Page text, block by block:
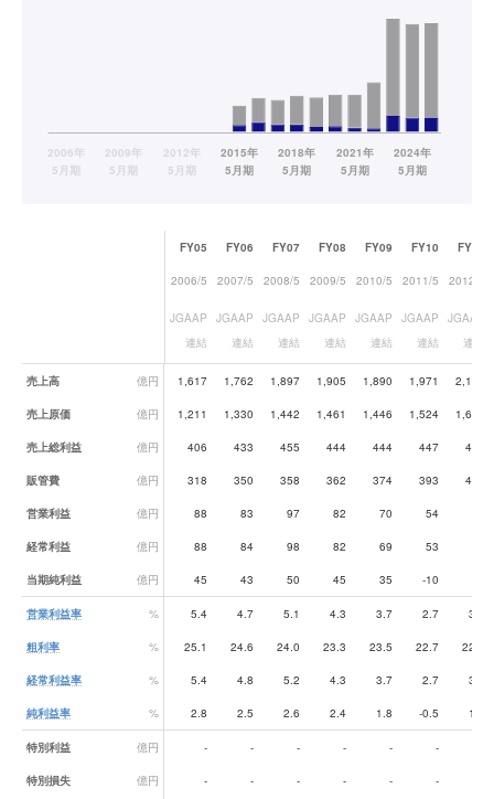
業績データ一覧
FY05 FY06 FY07 FY08 FY09 FY10 FY11
2006/5 2007/5 2008/5 2009/5 2010/5 2011/5 2012/5
JGAAP
連結
JGAAP
連結
JGAAP
連結
JGAAP
連結
JGAAP
連結
JGAAP
連結
JGAAP
連結
売上高 億円 1,617 1,762 1,897 1,905 1,890 1,971 2,129
売上原価 億円 1,211 1,330 1,442 1,461 1,446 1,524 1,654
売上総利益 億円 406 433 455 444 444 447 475
販管費 億円 318 350 358 362 374 393 409
営業利益 億円 88 83 97 82 70 54
経常利益 億円 88 84 98 82 69 53
当期純利益 億円 45 43 50 45 35 -10
営業利益率 % 5.4 4.7 5.1 4.3 3.7 2.7 3.1
粗利率 % 25.1 24.6 24.0 23.3 23.5 22.7 22.3
経常利益率 % 5.4 4.8 5.2 4.3 3.7 2.7 3.1
純利益率 % 2.8 2.5 2.6 2.4 1.8 -0.5 1.1
特別利益 億円 - - - - - -
特別損失 億円 - - - - - -